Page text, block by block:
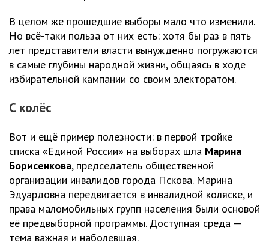
В целом же прошедшие выборы мало что изменили.
Но всё-таки польза от них есть: хотя бы раз в пять
лет представители власти вынужденно погружаются
в самые глубины народной жизни, общаясь в ходе
избирательной кампании со своим электоратом.
С колёс
Вот и ещё пример полезности: в первой тройке
списка «Единой России» на выборах шла Марина
Борисенкова, председатель общественной
организации инвалидов города Пскова. Марина
Эдуардовна передвигается в инвалидной коляске, и
права маломобильных групп населения были основой
её предвыборной программы. Доступная среда —
тема важная и наболевшая.